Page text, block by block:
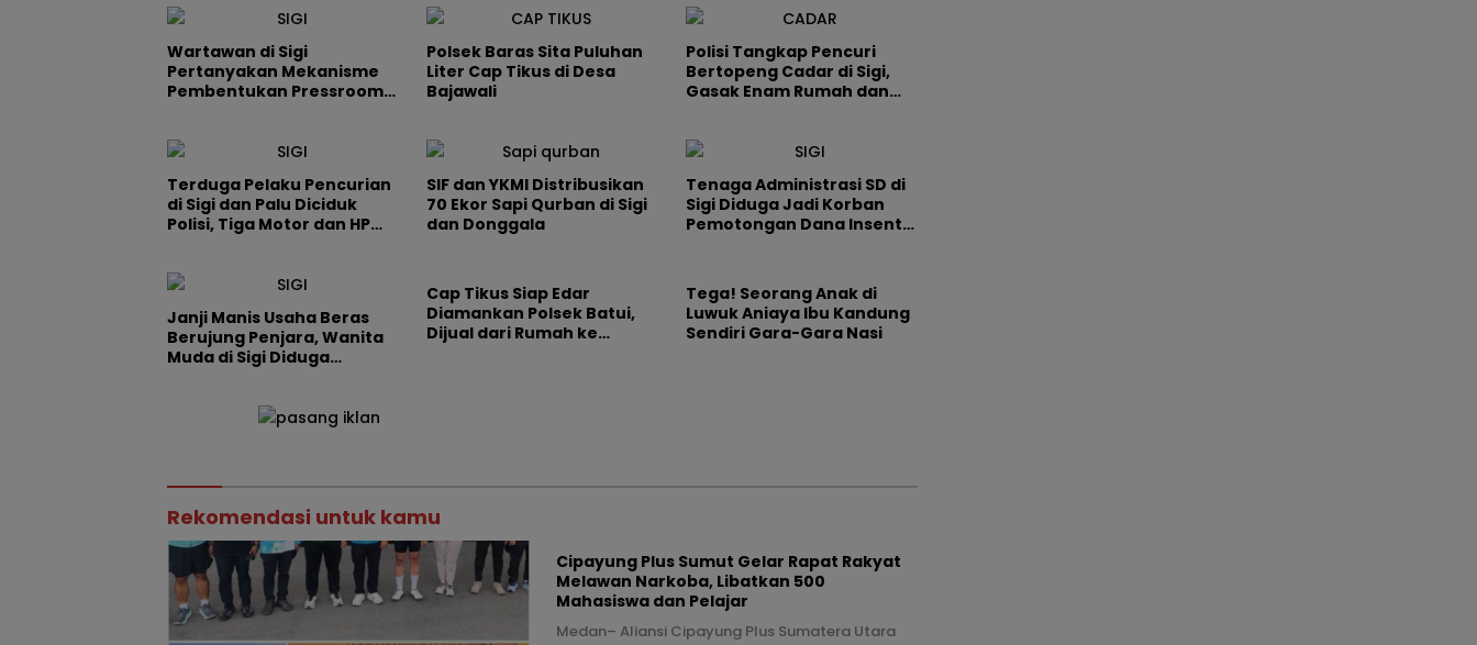
Wartawan di Sigi
Pertanyakan Mekanisme
Pembentukan Pressroom
Polsek Baras Sita Puluhan
Liter Cap Tikus di Desa
Bajawali
Polisi Tangkap Pencuri
Bertopeng Cadar di Sigi,
Gasak Enam Rumah dan
Terduga Pelaku Pencurian
di Sigi dan Palu Diciduk
Polisi, Tiga Motor dan HP
SIF dan YKMI Distribusikan
70 Ekor Sapi Qurban di Sigi
dan Donggala
Tenaga Administrasi SD di
Sigi Diduga Jadi Korban
Pemotongan Dana Insentif
Janji Manis Usaha Beras
Berujung Penjara, Wanita
Muda di Sigi Diduga
Cap Tikus Siap Edar
Diamankan Polsek Batui,
Dijual dari Rumah ke
Tega! Seorang Anak di
Luwuk Aniaya Ibu Kandung
Sendiri Gara-Gara Nasi
Rekomendasi untuk kamu
Cipayung Plus Sumut Gelar Rapat Rakyat
Melawan Narkoba, Libatkan 500
Mahasiswa dan Pelajar
Medan– Aliansi Cipayung Plus Sumatera Utara